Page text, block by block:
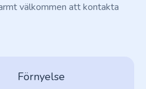
välkommen att kontakta
Förnyelse